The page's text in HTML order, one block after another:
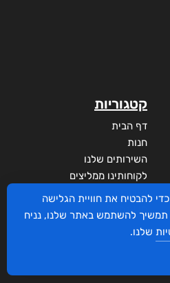
קטגוריות
דף הבית
חנות
השירותים שלנו
לקוחותינו ממליצים
מי אנחנו?
להבטיח את חוויית הגלישה
תמשיך להשתמש באתר שלנו, נניח
שלנו.